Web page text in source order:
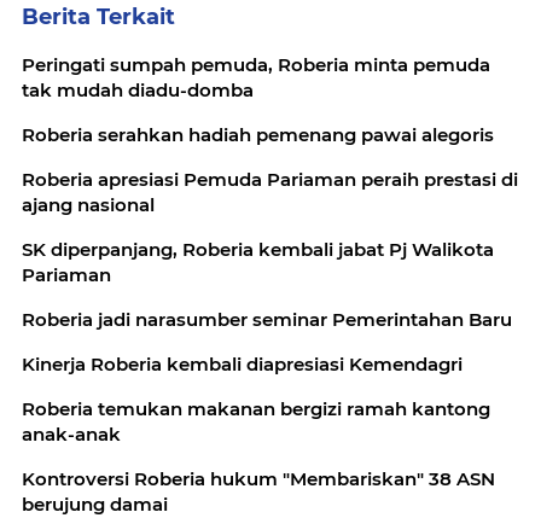
Berita Terkait
Peringati sumpah pemuda, Roberia minta pemuda
tak mudah diadu-domba
Roberia serahkan hadiah pemenang pawai alegoris
Roberia apresiasi Pemuda Pariaman peraih prestasi di
ajang nasional
SK diperpanjang, Roberia kembali jabat Pj Walikota
Pariaman
Roberia jadi narasumber seminar Pemerintahan Baru
Kinerja Roberia kembali diapresiasi Kemendagri
Roberia temukan makanan bergizi ramah kantong
anak-anak
Kontroversi Roberia hukum "Membariskan" 38 ASN
berujung damai